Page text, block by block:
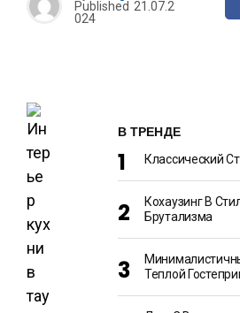
Published 21.07.2
024
В ТРЕНДЕ
Классический
Кохаузинг В
Брутализма
Теплой